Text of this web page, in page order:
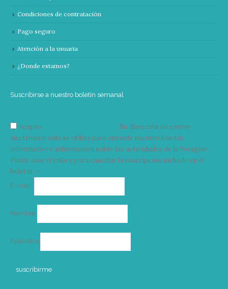
Condiciones de contratación
Pago seguro
Atención a la usuaria
¿Donde estamos?
Suscribirse a nuestro boletín semanal
Acepto
Su dirección de correo
electrónico solo se utiliza para enviarle nuestro boletín
informativo e información sobre las actividades de la Vorágine.
Puede usar el enlace para cancelar la suscripción incluido en el
boletín. >
E-mail*
Nombre
Apellidos